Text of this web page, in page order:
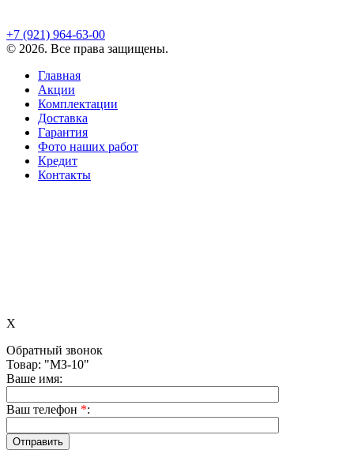
+7 (921) 964-63-00
© 2026. Все права защищены.
Главная
Акции
Комплектации
Доставка
Гарантия
Фото наших работ
Кредит
Контакты
X
Обратный звонок
Товар: "МЗ-10"
Ваше имя:
Ваш телефон *: